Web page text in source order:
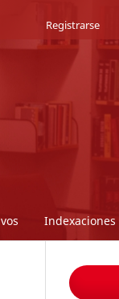
Indexaciones
Registrarse